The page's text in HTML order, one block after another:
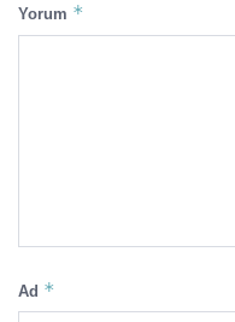
Yorum *
Ad *